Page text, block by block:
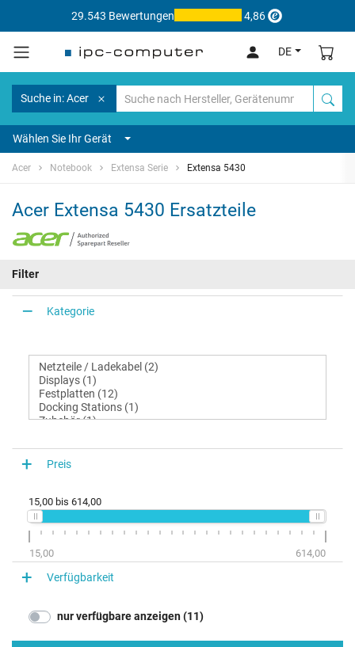
29.543 Bewertungen 4,86
DE
Suche in: Acer
Wählen Sie Ihr Gerät
Acer Notebook Extensa Serie Extensa 5430
Acer Extensa 5430 Ersatzteile
Filter
Kategorie
Preis
15,00 bis 614,00
15,00 614,00
Verfügbarkeit
nur verfügbare anzeigen (11)